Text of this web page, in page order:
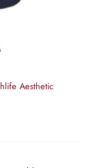
Aesthetic